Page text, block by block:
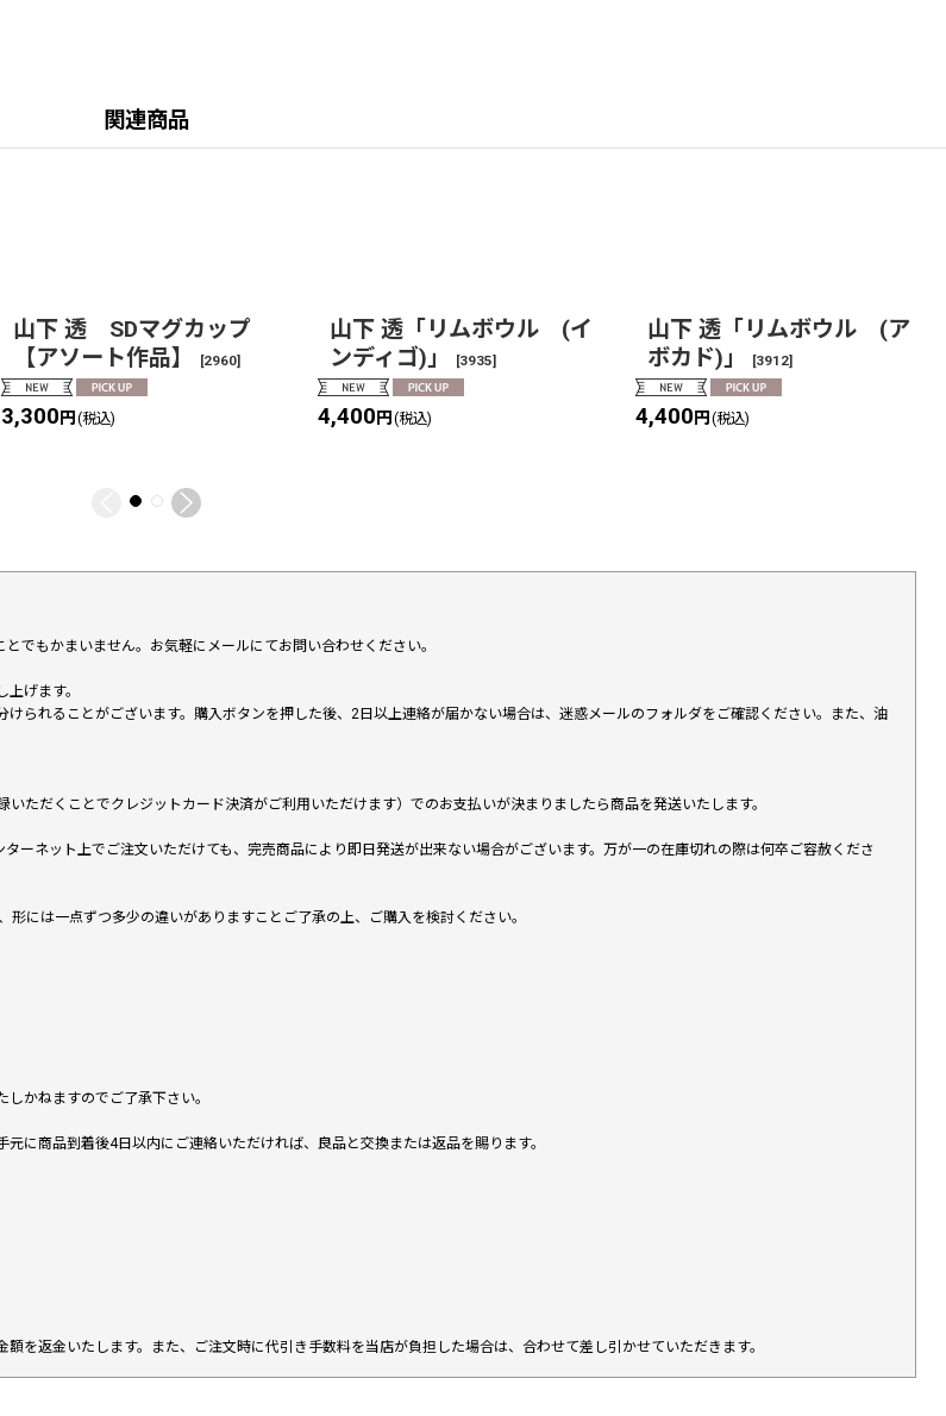
関連商品
山下 透 SDマグカップ
【アソート作品】
[2960]
3,300円 (税込)
山下 透「リムボウル (イ
ンディゴ)」
[3935]
4,400円 (税込)
山下 透「リムボウル (ア
ボカド)」
[3912]
4,400円 (税込)
でもかまいません。お気軽にメールにてお問い合わせください。
げます。
られることがございます。購入ボタンを押した後、2日以上連絡が届かない場合は、迷惑メールのフォルダをご確認ください。また、油
ただくことでクレジットカード決済がご利用いただけます）でのお支払いが決まりましたら商品を発送いたします。
ネット上でご注文いただけても、完売商品により即日発送が出来ない場合がございます。万が一の在庫切れの際は何卒ご容赦くださ
には一点ずつ多少の違いがありますことご了承の上、ご購入を検討ください。
かねますのでご了承下さい。
に商品到着後4日以内にご連絡いただければ、良品と交換または返品を賜ります。
返金いたします。また、ご注文時に代引き手数料を当店が負担した場合は、合わせて差し引かせていただきます。